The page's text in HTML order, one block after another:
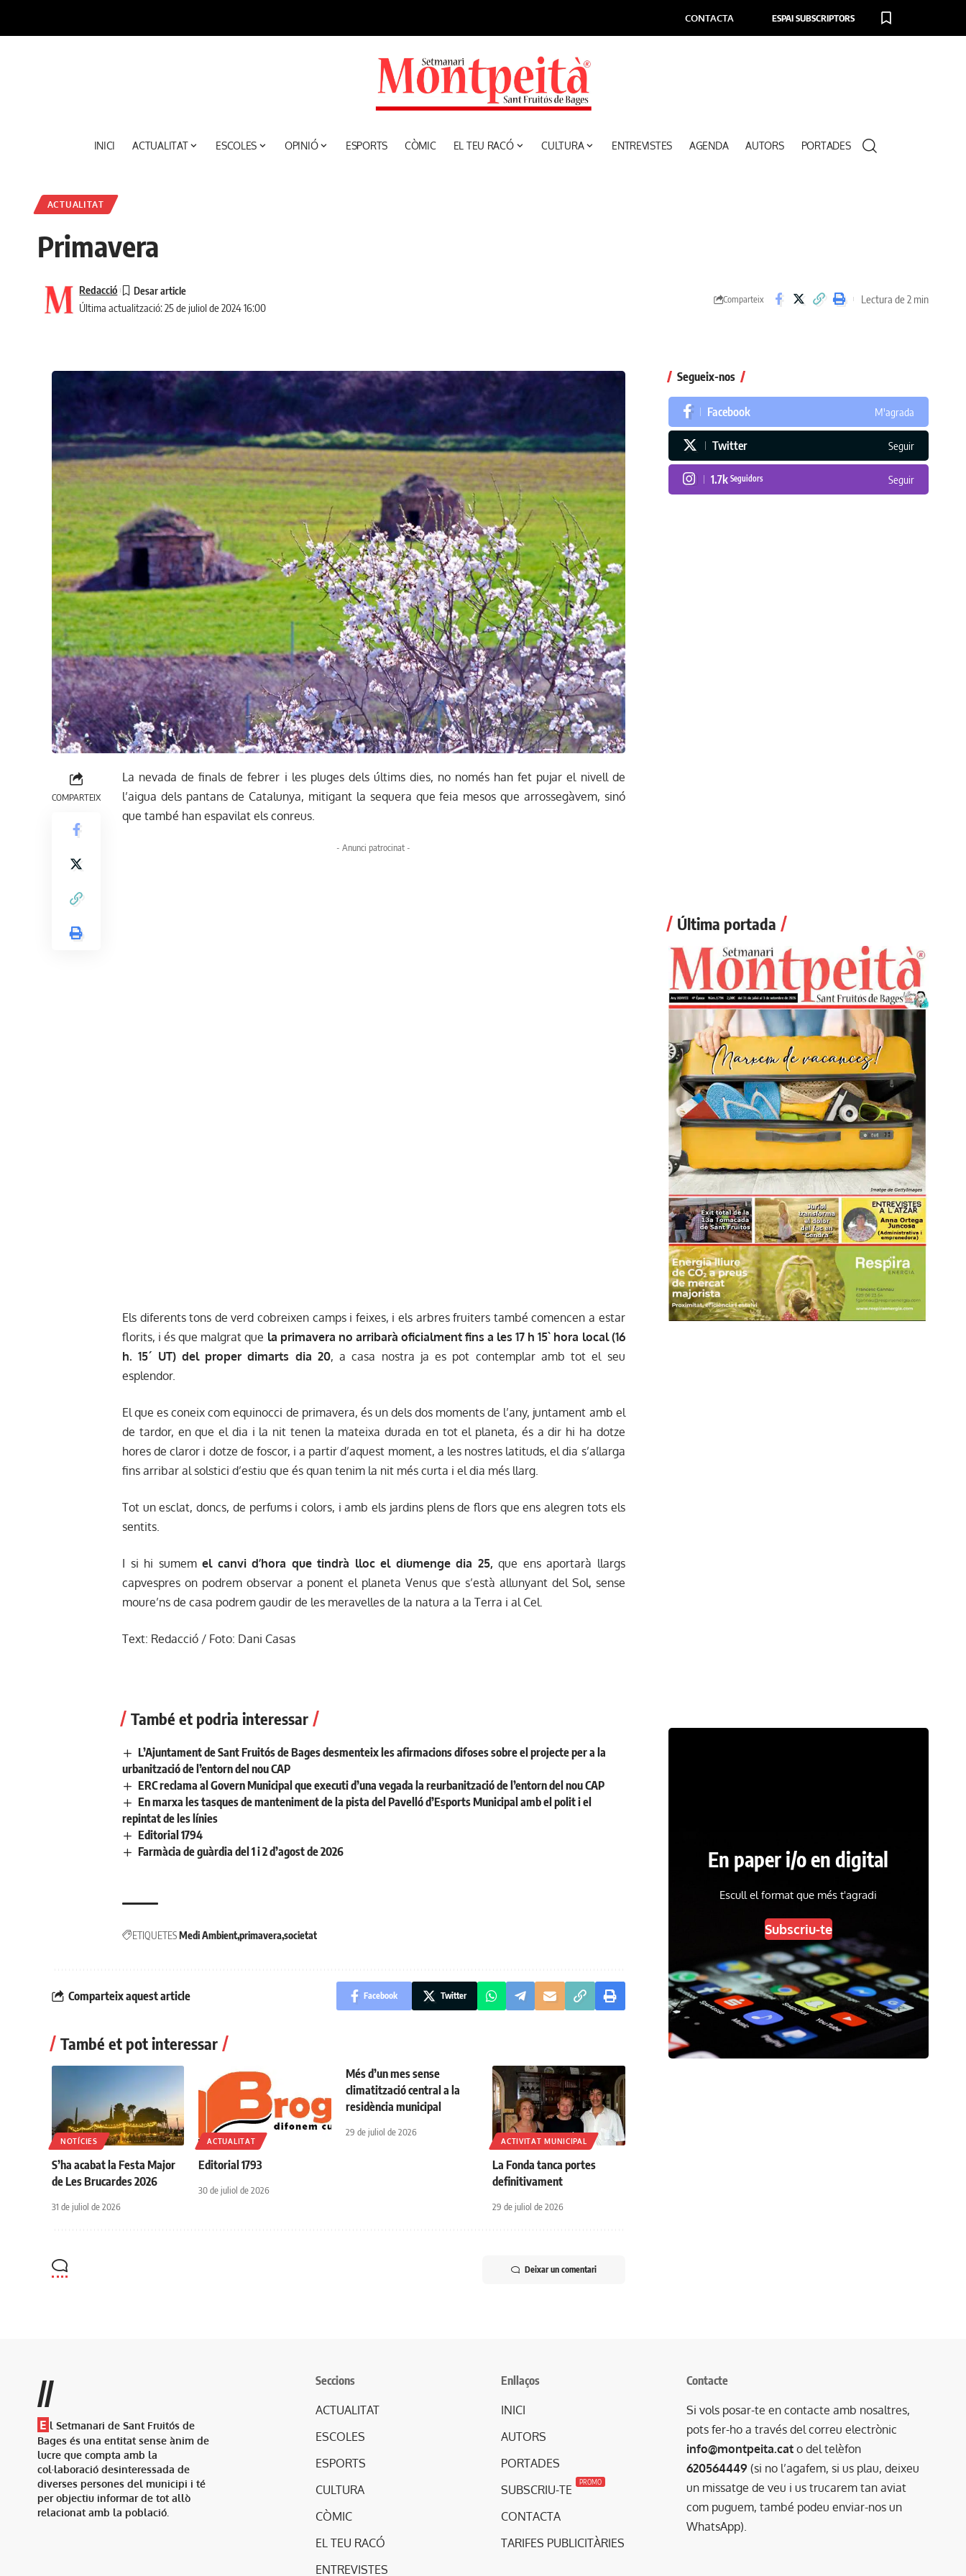
CONTACTA ESPAI SUBSCRIPTORS
INICI ACTUALITAT ESCOLES OPINIÓ ESPORTS CÒMIC EL TEU RACÓ CULTURA ENTREVISTES AGENDA AUTORS PORTADES
ACTUALITAT
Primavera
Última actualització: 25 de juliol de 2024 16:00
Redacció
Comparteix Lectura de 2 min
COMPARTEIX
La nevada de finals de febrer i les pluges dels últims dies, no només han fet pujar el nivell de
l’aigua dels pantans de Catalunya, mitigant la sequera que feia mesos que arrossegàvem, sinó
que també han espavilat els conreus.
- Anunci patrocinat -
Els diferents tons de verd cobreixen camps i feixes, i els arbres fruiters també comencen a estar
florits, i és que malgrat que la primavera no arribarà oficialment fins a les 17 h 15` hora local (16
h. 15´ UT) del proper dimarts dia 20, a casa nostra ja es pot contemplar amb tot el seu
esplendor.
El que es coneix com equinocci de primavera, és un dels dos moments de l’any, juntament amb el
de tardor, en que el dia i la nit tenen la mateixa durada en tot el planeta, és a dir hi ha dotze
hores de claror i dotze de foscor, i a partir d’aquest moment, a les nostres latituds, el dia s’allarga
fins arribar al solstici d’estiu que és quan tenim la nit més curta i el dia més llarg.
Tot un esclat, doncs, de perfums i colors, i amb els jardins plens de flors que ens alegren tots els
sentits.
I si hi sumemel canvi d’hora que tindrà lloc el diumenge dia 25, que ens aportarà llargs
capvespres on podrem observar a ponent el planeta Venus que s’està allunyant del Sol, sense
moure’ns de casa podrem gaudir de les meravelles de la natura a la Terra i al Cel.
Text: Redacció / Foto: Dani Casas
També et podria interessar
L’Ajuntament de Sant Fruitós de Bages desmenteix les afirmacions difoses sobre el projecte per a la
urbanització de l’entorn del nou CAP
ERC reclama al Govern Municipal que executi d’una vegada la reurbanització de l’entorn del nou CAP
En marxa les tasques de manteniment de la pista del Pavelló d’Esports Municipal amb el polit i el
repintat de les línies
Editorial 1794
Farmàcia de guàrdia del 1 i 2 d’agost de 2026
ETIQUETESMedi Ambientprimavera societat
Comparteix aquest article Facebook Twitter
També et pot interessar
NOTÍCIES
S’ha acabat la Festa Major
de Les Brucardes 2026
31 de juliol de 2026
ACTUALITAT
Editorial 1793
30 de juliol de 2026
Més d’un mes sense
climatització central a la
residència municipal
29 de juliol de 2026
ACTIVITAT MUNICIPAL
La Fonda tanca portes
definitivament
29 de juliol de 2026
Deixar un comentari
Segueix-nos
Facebook M'agrada
Twitter Seguir
1.7k Seguidors Seguir
Última portada
En paper i/o en digital
Escull el format que més t'agradi
Subscriu-te
//
E l Setmanari de Sant Fruitós de
Bages és una entitat sense ànim de
lucre que compta amb la
col·laboració desinteressada de
diverses persones del municipi i té
per objectiu informar de tot allò
relacionat amb la població.
Seccions
ACTUALITAT
ESCOLES
ESPORTS
CULTURA
CÒMIC
EL TEU RACÓ
ENTREVISTES
Enllaços
INICI
AUTORS
PORTADES
SUBSCRIU-TE
PROMO
CONTACTA
TARIFES PUBLICITÀRIES
Contacte
Si vols posar-te en contacte amb nosaltres,
pots fer-ho a través del correu electrònic
info@montpeita.cat o del telèfon
620564449 (si no l’agafem, si us plau, deixeu
un missatge de veu i us trucarem tan aviat
com puguem, també podeu enviar-nos un
WhatsApp).